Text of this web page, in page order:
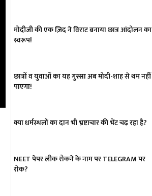
मोदीजी की एक ज़िद ने विराट बनाया छात्र आंदोलन का
स्वरूप!
छात्रों व युवाओं का यह गुस्सा अब मोदी-शाह से थम नहीं
पाएगा!
क्या धर्मस्थलों का दान भी भ्रष्टाचार की भेंट चढ़ रहा है?
NEET पेपर लीक रोकने के नाम पर TELEGRAM पर
रोक?